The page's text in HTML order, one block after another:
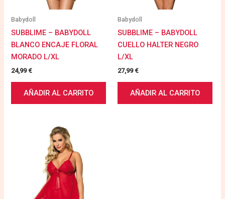
Babydoll
SUBBLIME – BABYDOLL
BLANCO ENCAJE FLORAL
MORADO L/XL
24,99€
AÑADIR AL CARRITO
Babydoll
SUBBLIME – BABYDOLL
CUELLO HALTER NEGRO
L/XL
27,99€
AÑADIR AL CARRITO